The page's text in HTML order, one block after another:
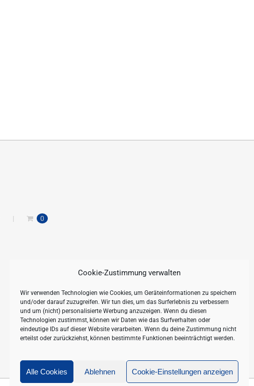
Cookie-Zustimmung verwalten
Wir verwenden Technologien wie Cookies, um Geräteinformationen zu speichern
und/oder darauf zuzugreifen. Wir tun dies, um das Surferlebnis zu verbessern
und um (nicht) personalisierte Werbung anzuzeigen. Wenn du diesen
Technologien zustimmst, können wir Daten wie das Surfverhalten oder
eindeutige IDs auf dieser Website verarbeiten. Wenn du deine Zustimmung nicht
erteilst oder zurückziehst, können bestimmte Funktionen beeinträchtigt werden.
Alle Cookies Ablehnen Cookie-Einstellungen anzeigen
0